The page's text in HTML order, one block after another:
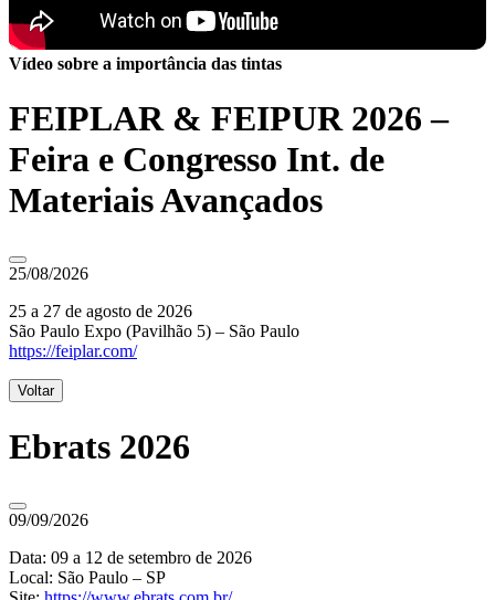
Vídeo sobre a importância das tintas
FEIPLAR & FEIPUR 2026 –
Feira e Congresso Int. de
Materiais Avançados
25/08/2026
25 a 27 de agosto de 2026
São Paulo Expo (Pavilhão 5) – São Paulo
https://feiplar.com/
Voltar
Ebrats 2026
09/09/2026
Data: 09 a 12 de setembro de 2026
Local: São Paulo – SP